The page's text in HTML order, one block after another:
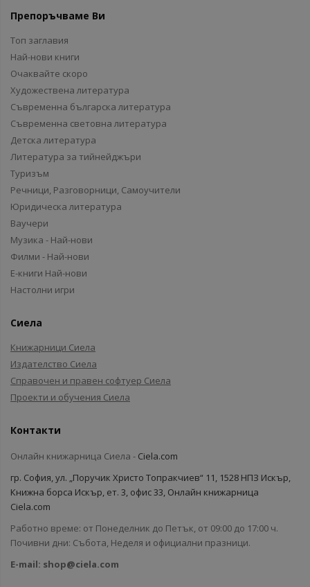
Препоръчваме Ви
Топ заглавия
Най-нови книги
Очаквайте скоро
Художествена литература
Съвременна българска литература
Съвременна световна литература
Детска литература
Литература за тийнейджъри
Туризъм
Речници, Разговорници, Самоучители
Юридическа литература
Ваучери
Музика - Най-нови
Филми - Най-нови
Е-книги Най-нови
Настолни игри
Сиела
Книжарници Сиела
Издателство Сиела
Справочен и правен софтуер Сиела
Проекти и обучения Сиела
Контакти
Онлайн книжарница Сиела - Ciela.com
гр. София, ул. „Поручик Христо Топракчиев“ 11, 1528 НПЗ Искър,
Книжна борса Искър, ет. 3, офис 33, Онлайн книжарница
Ciela.com
Работно време: от Понеделник до Петък, от 09:00 до 17:00 ч.
Почивни дни: Събота, Неделя и официални празници.
E-mail: shop@ciela.com